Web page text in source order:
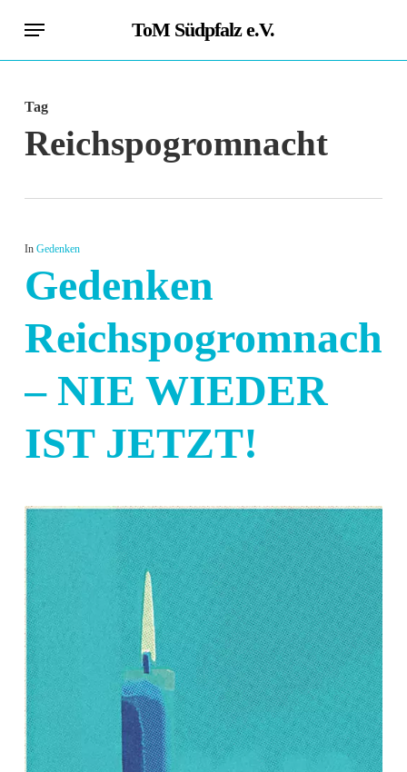
content
ToM Südpfalz e.V.
Menu
Tag
Reichspogromnacht
In Gedenken
Gedenken
Reichspogromnacht
– NIE WIEDER
IST JETZT!